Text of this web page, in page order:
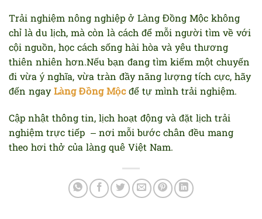
Trải nghiệm nông nghiệp ở Làng Đồng Mộc không
chỉ là du lịch, mà còn là cách để mỗi người tìm về với
cội nguồn, học cách sống hài hòa và yêu thương
thiên nhiên hơn.Nếu bạn đang tìm kiếm một chuyến
đi vừa ý nghĩa, vừa tràn đầy năng lượng tích cực, hãy
đến ngay Làng Đồng Mộcđể tự mình trải nghiệm.
Cập nhật thông tin, lịch hoạt động và đặt lịch trải
nghiệm trực tiếp – nơi mỗi bước chân đều mang
theo hơi thở của làng quê Việt Nam.